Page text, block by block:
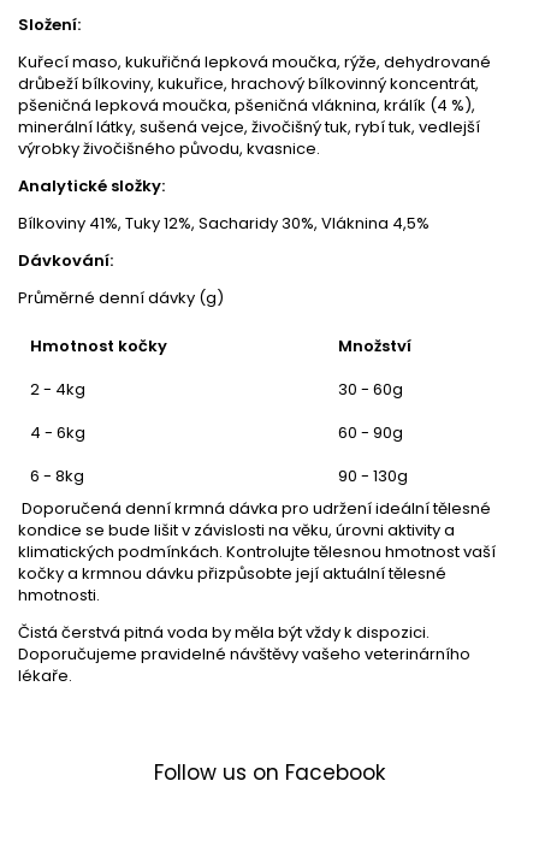
Složení:
Kuřecí maso, kukuřičná lepková moučka, rýže, dehydrované
drůbeží bílkoviny, kukuřice, hrachový bílkovinný koncentrát,
pšeničná lepková moučka, pšeničná vláknina, králík (4 %),
minerální látky, sušená vejce, živočišný tuk, rybí tuk, vedlejší
výrobky živočišného původu, kvasnice.
Analytické složky:
Bílkoviny 41%, Tuky 12%, Sacharidy 30%, Vláknina 4,5%
Dávkování:
Průměrné denní dávky (g)
Hmotnost kočky
Množství
2 - 4kg
30 - 60g
4 - 6kg
60 - 90g
6 - 8kg
90 - 130g
Doporučená denní krmná dávka pro udržení ideální tělesné
kondice se bude lišit v závislosti na věku, úrovni aktivity a
klimatických podmínkách. Kontrolujte tělesnou hmotnost vaší
kočky a krmnou dávku přizpůsobte její aktuální tělesné
hmotnosti.
Čistá čerstvá pitná voda by měla být vždy k dispozici.
Doporučujeme pravidelné návštěvy vašeho veterinárního
lékaře.
Follow us on Facebook